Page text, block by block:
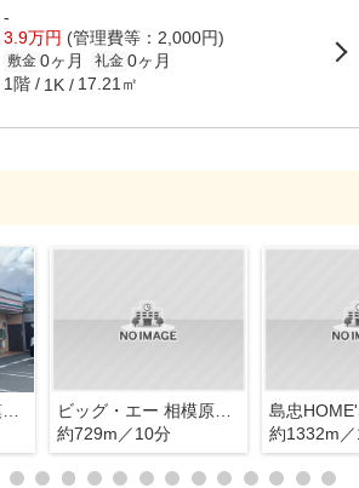
-
3.9万円 (管理費等：2,000円)
敷金 0ヶ月 礼金 0ヶ月
1階 1K 17.21㎡
セブンイレブン 相模原共和2丁目店
ビッグ・エー 相模原共和店
約729m／10分
約1332m